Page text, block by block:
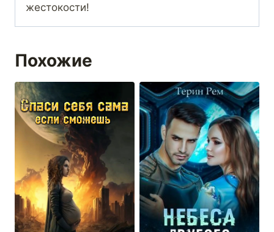
жестокости!
Похожие